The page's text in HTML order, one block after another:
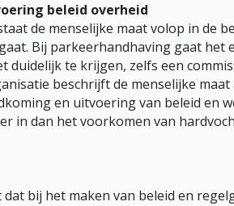
beleid overheid
de menselijke maat volop in de
Bij parkeerhandhaving gaat het
duidelijk te krijgen, zelfs een
beschrijft de menselijke maat
en uitvoering van beleid en
in dan het voorkomen van
bij het maken van beleid en